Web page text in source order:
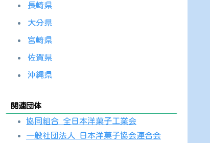
長崎県
大分県
宮崎県
佐賀県
沖縄県
関連団体
協同組合 全日本洋菓子工業会
一般社団法人 日本洋菓子協会連合会